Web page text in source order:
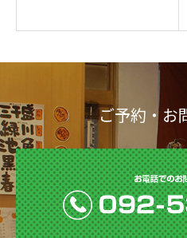
ご予約・お